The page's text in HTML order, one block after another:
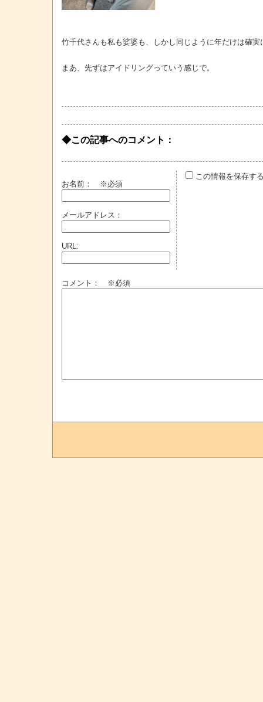
竹千代さんも私も娑婆も、しかし同じように年だけは確
まあ、先ずはアイドリングっていう感じで。
◆この記事へのコメント：
お名前： ※必須
メールアドレス：
URL:
この情報を保存す
コメント： ※必須